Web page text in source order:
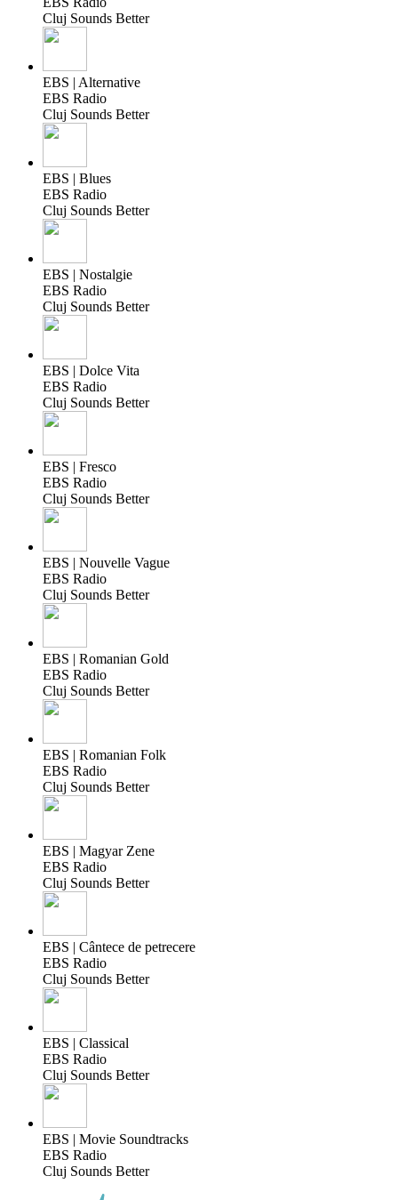
Cluj Sounds Better
EBS | Alternative
EBS Radio
Cluj Sounds Better
EBS | Blues
EBS Radio
Cluj Sounds Better
EBS | Nostalgie
EBS Radio
Cluj Sounds Better
EBS | Dolce Vita
EBS Radio
Cluj Sounds Better
EBS | Fresco
EBS Radio
Cluj Sounds Better
EBS | Nouvelle Vague
EBS Radio
Cluj Sounds Better
EBS | Romanian Gold
EBS Radio
Cluj Sounds Better
EBS | Romanian Folk
EBS Radio
Cluj Sounds Better
EBS | Magyar Zene
EBS Radio
Cluj Sounds Better
EBS | Cântece de petrecere
EBS Radio
Cluj Sounds Better
EBS | Classical
EBS Radio
Cluj Sounds Better
EBS | Movie Soundtracks
EBS Radio
Cluj Sounds Better